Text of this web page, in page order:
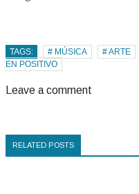
TAGS: # MÚSICA # ARTE
EN POSITIVO
Leave a comment
RELATED POSTS